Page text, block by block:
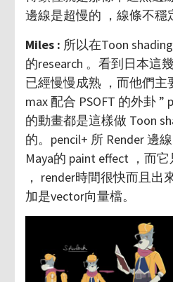
邊線是超慢的 ，線條不穩
Miles : 所以在Toon
的research 。看到日本這
已經慢慢成熟 ，而他們主
max 配合 PSOFT 的外卦 ”
的動畫都是這樣做 Toon
的。pencil+ 所 Render 邊
Maya的 paint effect ，而
， render時間很快而且出
加是vector向量檔。